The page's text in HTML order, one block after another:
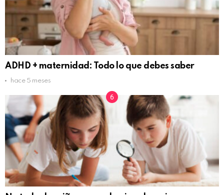
ADHD + maternidad: Todo lo que debes saber
hace 5 meses